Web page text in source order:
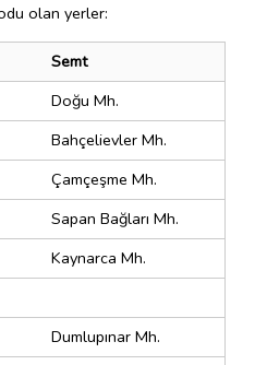
olan yerler:
Semt
Doğu Mh.
Bahçelievler Mh.
Çamçeşme Mh.
Sapan Bağları Mh.
Kaynarca Mh.
Dumlupınar Mh.